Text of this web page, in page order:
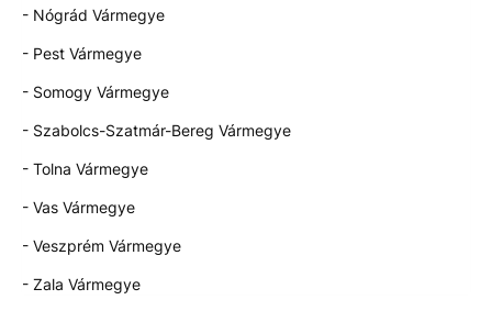
- Nógrád Vármegye
- Pest Vármegye
- Somogy Vármegye
- Szabolcs-Szatmár-Bereg Vármegye
- Tolna Vármegye
- Vas Vármegye
- Veszprém Vármegye
- Zala Vármegye